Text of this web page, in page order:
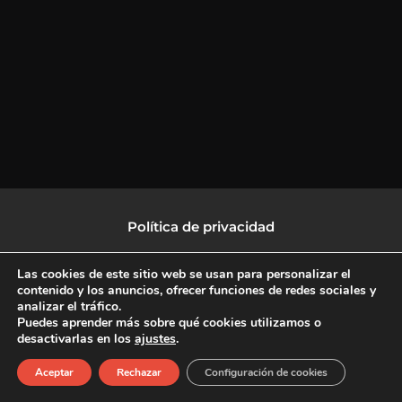
Política de privacidad
Política de protección de datos
F
a
c
X
-
L
i
n
I
n
s
Copyright © 2026 CulturalTV
Las cookies de este sitio web se usan para personalizar el
contenido y los anuncios, ofrecer funciones de redes sociales y
analizar el tráfico.
Puedes aprender más sobre qué cookies utilizamos o
desactivarlas en los ajustes.
Aceptar Rechazar Configuración de cookies